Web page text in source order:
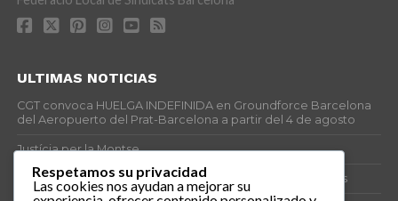
ULTIMAS NOTICIAS
CGT convoca HUELGA INDEFINIDA en Groundforce Barcelona
del Aeropuerto del Prat-Barcelona a partir del 4 de agosto
Justícia per la Montse
25J – Día Mundial para la Prevención de los Ahogamientos
Respetamos su privacidad
Las cookies nos ayudan a mejorar su